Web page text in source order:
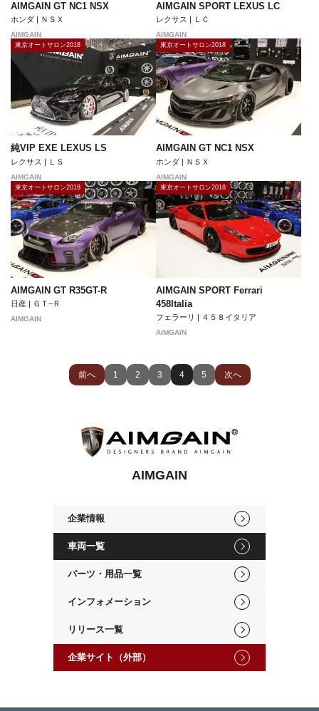
AIMGAIN GT NC1 NSX
ホンダ | ＮＳＸ
AIMGAIN
AIMGAIN SPORT LEXUS LC
レクサス | ＬＣ
AIMGAIN
東京オートサロン2018
純VIP EXE LEXUS LS
レクサス | ＬＳ
AIMGAIN
東京オートサロン2018
AIMGAIN GT NC1 NSX
ホンダ | ＮＳＸ
AIMGAIN
東京オートサロン2018
AIMGAIN GT R35GT-R
日産 | ＧＴ−Ｒ
AIMGAIN
東京オートサロン2018
AIMGAIN SPORT Ferrari
458Italia
フェラーリ | ４５８イタリア
AIMGAIN
前へ 1 2 3 4 5 次へ
AIMGAIN
企業情報
車両一覧
パーツ・用品一覧
インフォメーション
リリース一覧
企業サイト（外部）